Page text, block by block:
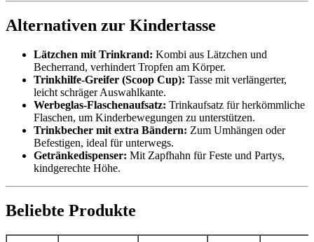
Alternativen zur Kindertasse
Lätzchen mit Trinkrand: Kombi aus Lätzchen und
Becherrand, verhindert Tropfen am Körper.
Trinkhilfe-Greifer (Scoop Cup): Tasse mit verlängerter,
leicht schräger Auswahlkante.
Werbeglas-Flaschenaufsatz: Trinkaufsatz für herkömmliche
Flaschen, um Kinderbewegungen zu unterstützen.
Trinkbecher mit extra Bändern: Zum Umhängen oder
Befestigen, ideal für unterwegs.
Getränkedispenser: Mit Zapfhahn für Feste und Partys,
kindgerechte Höhe.
Beliebte Produkte